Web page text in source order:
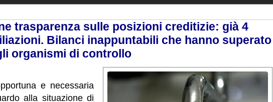
trasparenza sulle posizioni creditizie: già 4
Bilanci inappuntabili che hanno superato
organismi di controllo
e necessaria
alla situazione di